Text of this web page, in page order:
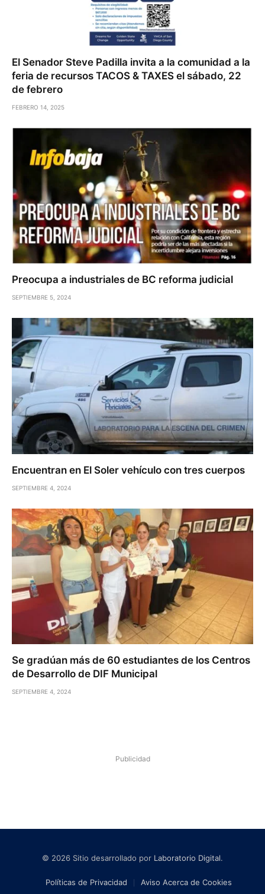
El Senador Steve Padilla invita a la comunidad a la
feria de recursos TACOS & TAXES el sábado, 22
de febrero
FEBRERO 14, 2025
Preocupa a industriales de BC reforma judicial
SEPTIEMBRE 5, 2024
Encuentran en El Soler vehículo con tres cuerpos
SEPTIEMBRE 4, 2024
Se gradúan más de 60 estudiantes de los Centros
de Desarrollo de DIF Municipal
SEPTIEMBRE 4, 2024
Publicidad
© 2026 Sitio desarrollado por Laboratorio Digital.
Políticas de Privacidad
Aviso Acerca de Cookies